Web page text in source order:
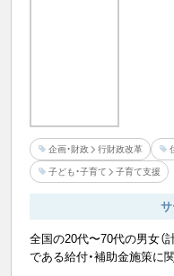
企画・財政 行財政改革
子ども・子育て 子育て支援
全国の20代〜70代の男女（
である給付・補助金施策に